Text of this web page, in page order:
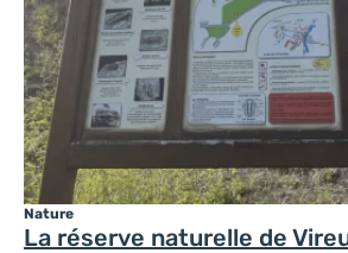
La réserve naturelle de
Nature